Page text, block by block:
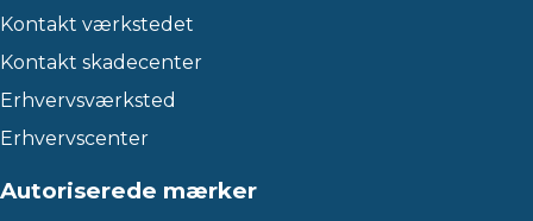
Kontakt værkstedet
Kontakt skadecenter
Erhvervsværksted
Erhvervscenter
Autoriserede mærker